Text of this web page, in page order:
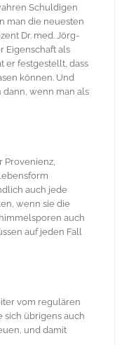
Schuldigen
man die neuesten
Dr. med. Jörg-
Eigenschaft als
er festgestellt, dass
können. Und
wenn man als
Provenienz,
auch jede
wenn sie die
auch
auf jeden Fall
vom regulären
sich übrigens auch
und damit